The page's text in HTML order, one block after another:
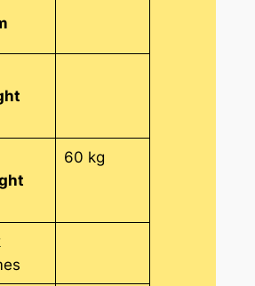
60 kg